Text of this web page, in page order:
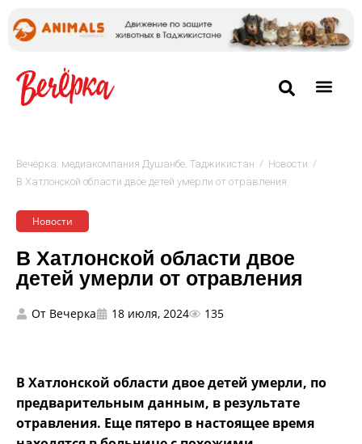
Вечёрка: медиакомпания Душанбе, Таджикистан / Новости /
В Хатлонской области двое детей умерли от отравления
Новости
В Хатлонской области двое
детей умерли от отравления
От Вечерка 18 июля, 2024 135
В Хатлонской области двое детей умерли, по
предварительным данным, в результате
отравления. Еще пятеро в настоящее время